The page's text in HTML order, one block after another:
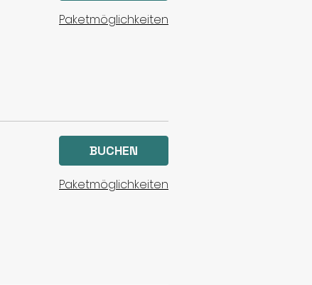
Paketmöglichkeiten
BUCHEN
Paketmöglichkeiten